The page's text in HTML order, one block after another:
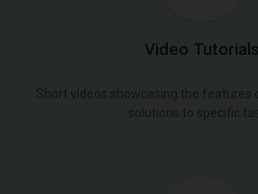
Video Tutorials
Short videos showcasing the features
solutions to specific